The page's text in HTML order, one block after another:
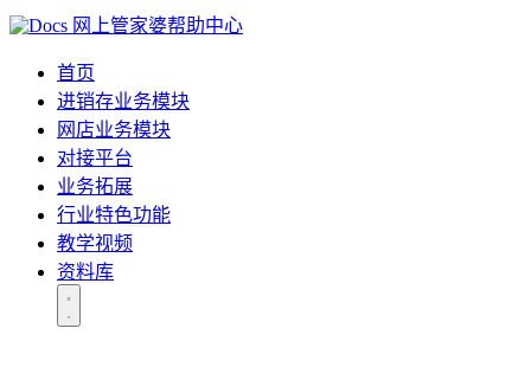
网上管家婆帮助中心
首页
进销存业务模块
网店业务模块
对接平台
业务拓展
行业特色功能
教学视频
资料库